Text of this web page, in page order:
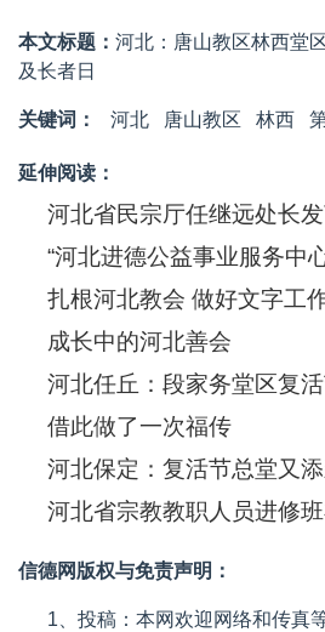
本文标题： 河北：唐山教区林西堂
及长者日
关键词： 河北 唐山教区 林西
延伸阅读：
河北省民宗厅任继远处长
“河北进德公益事业服务中
扎根河北教会 做好文字工
成长中的河北善会
河北任丘：段家务堂区复活
借此做了一次福传
河北保定：复活节总堂又
信德网版权与免责声明：
1、投稿：本网欢迎网络和传真